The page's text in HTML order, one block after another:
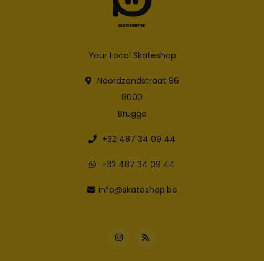
Your Local Skateshop
Noordzandstraat 86
8000
Brugge
+32 487 34 09 44
+32 487 34 09 44
info@skateshop.be